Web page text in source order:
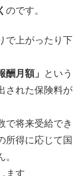
のです。
で上がったり下
酬月額」
という
された保険料が
で将来受給でき
所得に応じて国
ます